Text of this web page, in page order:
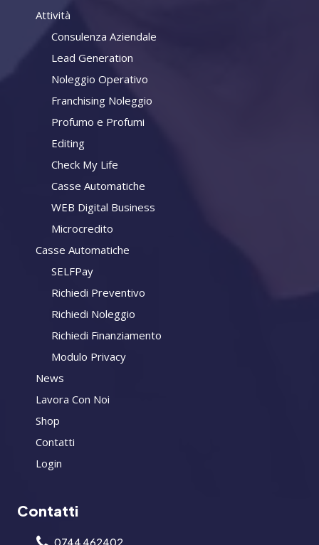
Attività
Consulenza Aziendale
Lead Generation
Noleggio Operativo
Franchising Noleggio
Profumo e Profumi
Editing
Check My Life
Casse Automatiche
WEB Digital Business
Microcredito
Casse Automatiche
SELFPay
Richiedi Preventivo
Richiedi Noleggio
Richiedi Finanziamento
Modulo Privacy
News
Lavora Con Noi
Shop
Contatti
Login
Contatti
0744 462402